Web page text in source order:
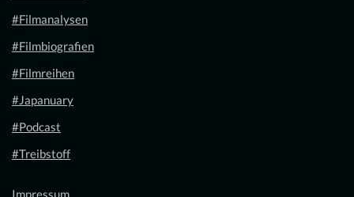
#Filmanalysen
#Filmbiografien
#Filmreihen
#Japanuary
#Podcast
#Treibstoff
Impressum